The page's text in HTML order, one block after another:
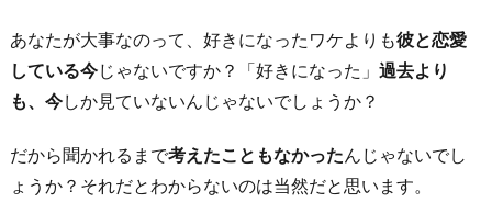
あなたが大事なのって、好きになったワケよりも彼と恋愛
している今じゃないですか？「好きになった」 過去より
も、今しか見ていないんじゃないでしょうか？
だから聞かれるまで考えたこともなかったんじゃないでし
ょうか？それだとわからないのは当然だと思います。